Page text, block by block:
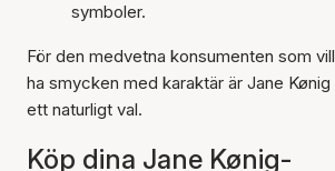
symboler.
För den medvetna konsumenten som vill
ha smycken med karaktär är Jane Kønig
ett naturligt val.
Köp dina Jane Kønig-